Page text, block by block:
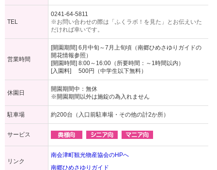
TEL
0241-64-5811
※お問い合わせの際は「ふくラボ！を見た」とお伝えいた
だければ幸いです。
営業時間
[開園期間] 6月中旬～7月上旬頃（南郷ひめさゆりガイドの
開花情報参照）
[開園時間] 8:00～16:00（所要時間：～1時間以内）
[入園料] 500円（中学生以下無料）
休園日
開園期間中：無休
※開園期間以外は施錠の為入れません
駐車場 約200台（入口前駐車場・その他の計2か所）
サービス
リンク
南会津町観光物産協会のHPへ
南郷ひめさゆりガイド